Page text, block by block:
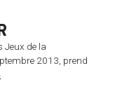
Jeux de la
2013, prend